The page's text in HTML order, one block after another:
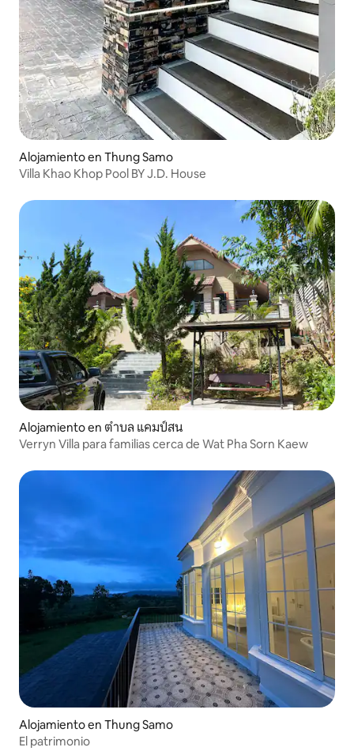
Alojamiento en Thung Samo
Villa Khao Khop Pool BY J.D. House
Alojamiento en ตำบล แคมป์สน
Verryn Villa para familias cerca de Wat Pha Sorn Kaew
Alojamiento en Thung Samo
El patrimonio